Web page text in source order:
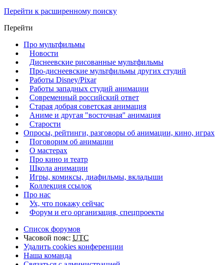
Перейти к расширенному поиску
Перейти
Про мультфильмы
Новости
Диснеевские рисованные мультфильмы
Про-диснеевские мультфильмы других студий
Работы Disney/Pixar
Работы западных студий анимации
Современный российский ответ
Старая добрая советская анимация
Аниме и другая "восточная" анимация
Старости
Опросы, рейтинги, разговоры об анимации, кино, играх
Поговорим об анимации
О мастерах
Про кино и театр
Школа анимации
Игры, комиксы, диафильмы, вкладыши
Коллекция ссылок
Про нас
Ух, что покажу сейчас
Форум и его организация, спецпроекты
Список форумов
Часовой пояс: UTC
Удалить cookies конференции
Наша команда